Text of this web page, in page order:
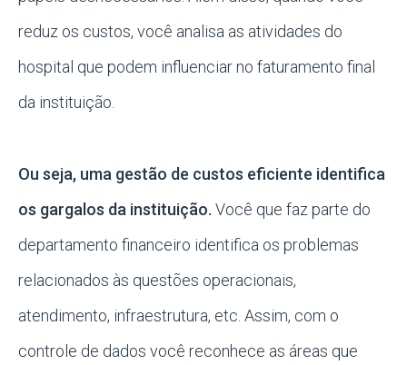
reduz os custos, você analisa as atividades do
hospital que podem influenciar no faturamento final
da instituição.
Ou seja, uma gestão de custos eficiente identifica
os gargalos da instituição. Você que faz parte do
departamento financeiro identifica os problemas
relacionados às questões operacionais,
atendimento, infraestrutura, etc. Assim, com o
controle de dados você reconhece as áreas que